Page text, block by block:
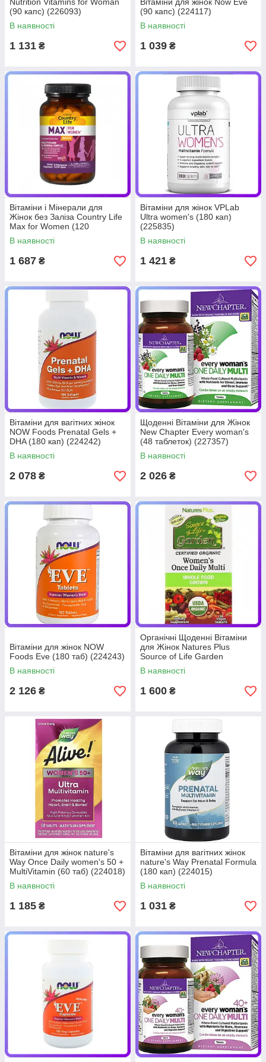
(90 капс) (226093)
В наявності
1 131 ₴
(90 капс) (224117)
В наявності
1 039 ₴
Вітаміни і Мінерали для
Жінок без Заліза Country Life
Max for Women (120
желатинових капсул)
(227210)
В наявності
1 687 ₴
Вітаміни для жінок VPLab
Ultra women's (180 кап)
(225835)
В наявності
1 421 ₴
Вітаміни для вагітних жінок
NOW Foods Prenatal Gels +
DHA (180 кап) (224242)
В наявності
2 078 ₴
Щоденні Вітаміни для Жінок
New Chapter Every woman's
(48 таблеток) (227357)
В наявності
2 026 ₴
Вітаміни для жінок NOW
Foods Eve (180 таб) (224243)
В наявності
2 126 ₴
Органічні Щоденні Вітаміни
для Жінок Natures Plus
Source of Life Garden
women's Once Daily Multi (30
таблеток) (227307)
В наявності
1 600 ₴
Вітаміни для жінок nature's
Way Once Daily women's 50 +
MultiVitamin (60 таб) (224018)
В наявності
1 185 ₴
Вітаміни для вагітних жінок
nature's Way Prenatal Formula
(180 кап) (224015)
В наявності
1 031 ₴